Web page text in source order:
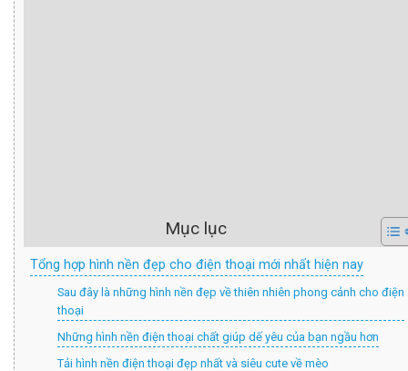
Mục lục
Tổng hợp hình nền đẹp cho điện thoại mới nhất hiện nay
Sau đây là những hình nền đẹp về thiên nhiên phong cảnh cho điện
thoại
Những hình nền điện thoại chất giúp dế yêu của bạn ngầu hơn
Tải hình nền điện thoại đẹp nhất và siêu cute về mèo